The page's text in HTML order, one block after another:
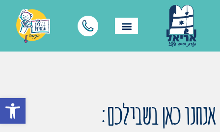
פתח אנחנו כאן בשבילכם: